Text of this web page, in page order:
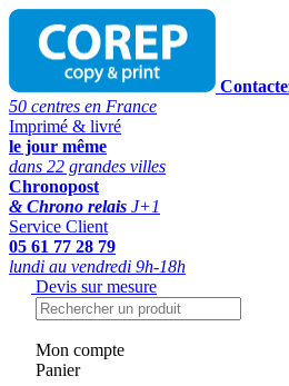
50 centres en France
Imprimé & livré
le jour même
dans 22 grandes villes
Chronopost
& Chrono relais J+1
Service Client
05 61 77 28 79
lundi au vendredi 9h-18h
Devis sur mesure
Mon compte
Panier